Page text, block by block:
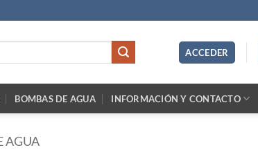
ACCEDER
BOMBAS DE AGUA INFORMACIÓN Y CONTACTO
AGUA